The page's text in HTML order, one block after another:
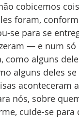
cobicemos
foram,
se para se
— e num
como alguns
alguns deles
aconteceram
nós, sobre
cuide-se para